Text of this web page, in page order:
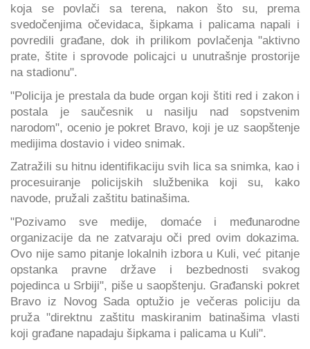
koja se povlači sa terena, nakon što su, prema
svedočenjima očevidaca, šipkama i palicama napali i
povredili građane, dok ih prilikom povlačenja "aktivno
prate, štite i sprovode policajci u unutrašnje prostorije
na stadionu".
"Policija je prestala da bude organ koji štiti red i zakon i
postala je saučesnik u nasilju nad sopstvenim
narodom", ocenio je pokret Bravo, koji je uz saopštenje
medijima dostavio i video snimak.
Zatražili su hitnu identifikaciju svih lica sa snimka, kao i
procesuiranje policijskih službenika koji su, kako
navode, pružali zaštitu batinašima.
"Pozivamo sve medije, domaće i međunarodne
organizacije da ne zatvaraju oči pred ovim dokazima.
Ovo nije samo pitanje lokalnih izbora u Kuli, već pitanje
opstanka pravne države i bezbednosti svakog
pojedinca u Srbiji", piše u saopštenju. Građanski pokret
Bravo iz Novog Sada optužio je večeras policiju da
pruža "direktnu zaštitu maskiranim batinašima vlasti
koji građane napadaju šipkama i palicama u Kuli".